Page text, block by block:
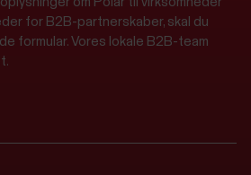
for B2B-partnerskaber, skal du
formular. Vores lokale B2B-team